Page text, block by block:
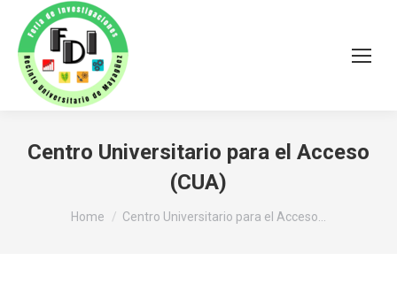
Centro Universitario para el Acceso
(CUA)
You are here:
Home Centro Universitario para el Acceso…